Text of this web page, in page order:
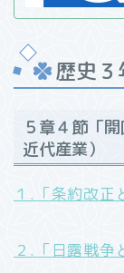
歴史３
５章４節「
近代産業）
１.「条約改正
２.「日露戦争